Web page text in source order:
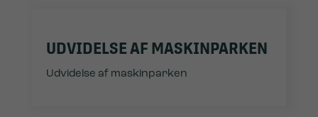
UDVIDELSE AF MASKINPARKEN
Udvidelse af maskinparken